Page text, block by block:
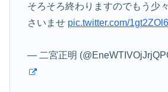
そろそろ終わりますのでもう少
さいませ pic.twitter.com/
— 二宮正明